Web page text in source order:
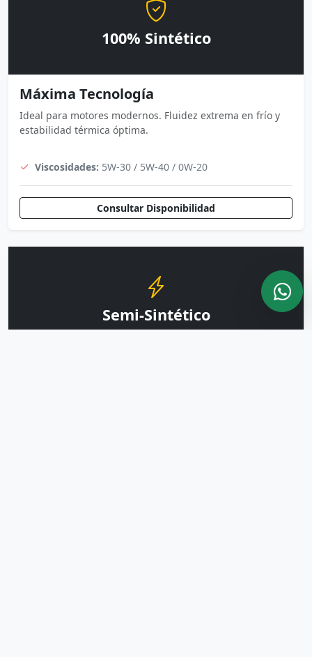
100% Sintético
Máxima Tecnología
Ideal para motores modernos. Fluidez extrema en frío y
estabilidad térmica óptima.
Viscosidades: 5W-30 / 5W-40 / 0W-20
Consultar Disponibilidad
Semi-Sintético